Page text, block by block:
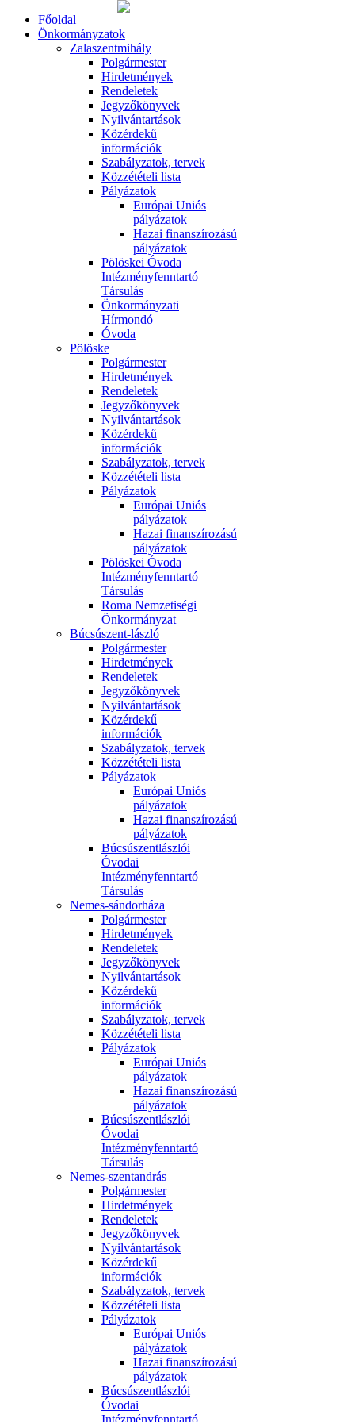
Főoldal
Önkormányzatok
Zalaszentmihály
Polgármester
Hirdetmények
Rendeletek
Jegyzőkönyvek
Nyilvántartások
Közérdekű
információk
Szabályzatok, tervek
Közzétételi lista
Pályázatok
Európai Uniós
pályázatok
Hazai finanszírozású
pályázatok
Pölöskei Óvoda
Intézményfenntartó
Társulás
Önkormányzati
Hírmondó
Óvoda
Pölöske
Polgármester
Hirdetmények
Rendeletek
Jegyzőkönyvek
Nyilvántartások
Közérdekű
információk
Szabályzatok, tervek
Közzétételi lista
Pályázatok
Európai Uniós
pályázatok
Hazai finanszírozású
pályázatok
Pölöskei Óvoda
Intézményfenntartó
Társulás
Roma Nemzetiségi
Önkormányzat
Búcsúszent-lászló
Polgármester
Hirdetmények
Rendeletek
Jegyzőkönyvek
Nyilvántartások
Közérdekű
információk
Szabályzatok, tervek
Közzétételi lista
Pályázatok
Európai Uniós
pályázatok
Hazai finanszírozású
pályázatok
Búcsúszentlászlói
Óvodai
Intézményfenntartó
Társulás
Nemes-sándorháza
Polgármester
Hirdetmények
Rendeletek
Jegyzőkönyvek
Nyilvántartások
Közérdekű
információk
Szabályzatok, tervek
Közzétételi lista
Pályázatok
Európai Uniós
pályázatok
Hazai finanszírozású
pályázatok
Búcsúszentlászlói
Óvodai
Intézményfenntartó
Társulás
Nemes-szentandrás
Polgármester
Hirdetmények
Rendeletek
Jegyzőkönyvek
Nyilvántartások
Közérdekű
információk
Szabályzatok, tervek
Közzétételi lista
Pályázatok
Európai Uniós
pályázatok
Hazai finanszírozású
pályázatok
Búcsúszentlászlói
Óvodai
Intézményfenntartó